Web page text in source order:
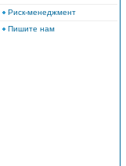
Риск-менеджмент
Пишите нам